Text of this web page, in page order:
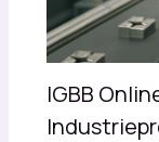
IGBB